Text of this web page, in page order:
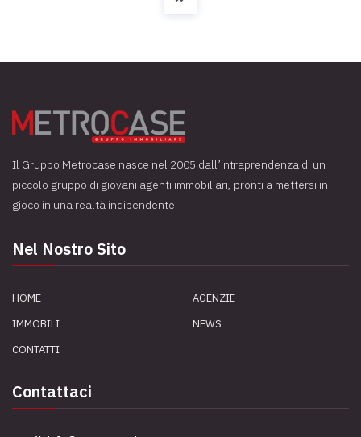
Il Gruppo Metrocase nasce nel 2005 dall’intraprendenza di un
piccolo gruppo di giovani agenti immobiliari, pronti a mettersi in
gioco in una realtà indipendente.
Nel Nostro Sito
HOME
AGENZIE
IMMOBILI
NEWS
CONTATTI
Contattaci